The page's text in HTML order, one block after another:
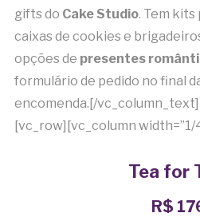
gifts do Cake Studio. Tem kits
caixas de cookies e
opções de presentes
formulário de pedido no final
encomenda.[/
[vc_row][vc_column
Tea for
R$